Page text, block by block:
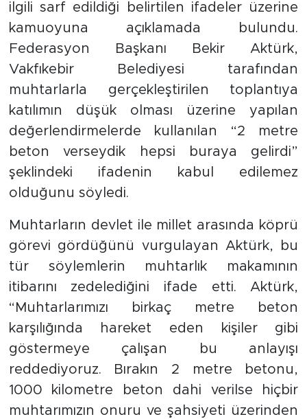
ilgili sarf edildiği belirtilen ifadeler üzerine
kamuoyuna açıklamada bulundu.
Federasyon Başkanı Bekir Aktürk,
Vakfıkebir Belediyesi tarafından
muhtarlarla gerçekleştirilen toplantıya
katılımın düşük olması üzerine yapılan
değerlendirmelerde kullanılan “2 metre
beton verseydik hepsi buraya gelirdi”
şeklindeki ifadenin kabul edilemez
olduğunu söyledi.
Muhtarların devlet ile millet arasında köprü
görevi gördüğünü vurgulayan Aktürk, bu
tür söylemlerin muhtarlık makamının
itibarını zedelediğini ifade etti. Aktürk,
“Muhtarlarımızı birkaç metre beton
karşılığında hareket eden kişiler gibi
göstermeye çalışan bu anlayışı
reddediyoruz. Bırakın 2 metre betonu,
1000 kilometre beton dahi verilse hiçbir
muhtarımızın onuru ve şahsiyeti üzerinden